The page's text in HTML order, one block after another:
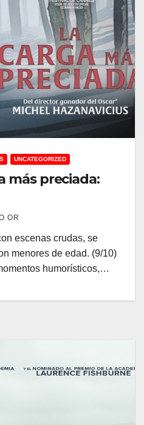
UNCATEGORIZED
más preciada:
OR
escenas crudas, se
menores de edad. (9/10)
humorísticos,…